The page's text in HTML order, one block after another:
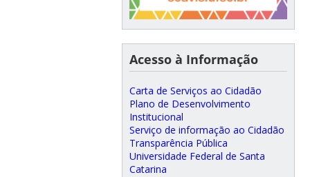
Acesso à Informação
Carta de Serviços ao Cidadão
Plano de Desenvolvimento
Institucional
Serviço de informação ao Cidadão
Transparência Pública
Universidade Federal de Santa
Catarina